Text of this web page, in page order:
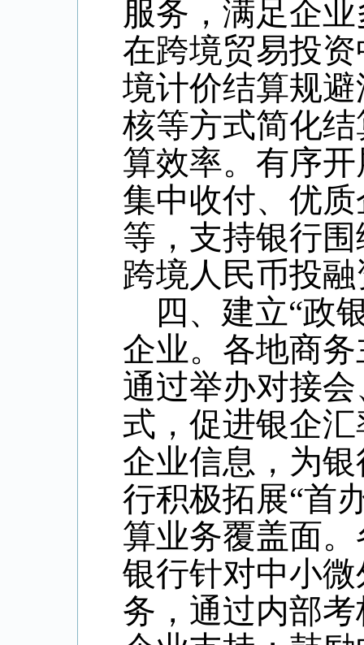
服务，满足企
在跨境贸易投
境计价结算规
核等方式简化
算效率。有序
集中收付、优
等，支持银行
跨境人民币投
四、建立“政
企业。各地商
通过举办对接
式，促进银企
企业信息，为
行积极拓展“首
算业务覆盖面
银行针对中小
务，通过内部